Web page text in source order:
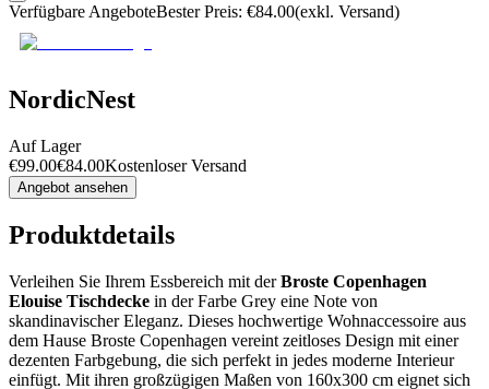
Verfügbare AngeboteBester Preis: €84.00(exkl. Versand)
NordicNest
Auf Lager
€99.00€84.00Kostenloser Versand
Angebot ansehen
Produktdetails
Verleihen Sie Ihrem Essbereich mit derBroste Copenhagen
Elouise Tischdecke in der Farbe Grey eine Note von
skandinavischer Eleganz. Dieses hochwertige Wohnaccessoire aus
dem Hause Broste Copenhagen vereint zeitloses Design mit einer
dezenten Farbgebung, die sich perfekt in jedes moderne Interieur
einfügt. Mit ihren großzügigen Maßen von 160x300 cm eignet sich